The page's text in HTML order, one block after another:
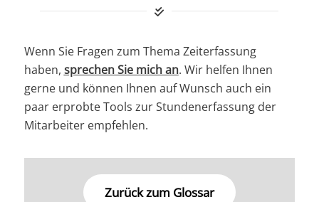
Wenn Sie Fragen zum Thema Zeiterfassung
haben, sprechen Sie mich an. Wir helfen Ihnen
gerne und können Ihnen auf Wunsch auch ein
paar erprobte Tools zur Stundenerfassung der
Mitarbeiter empfehlen.
Zurück zum Glossar